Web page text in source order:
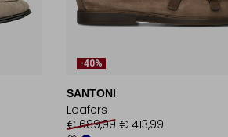
-40%
SANTONI
Loafers
€ 689,99 € 413,99